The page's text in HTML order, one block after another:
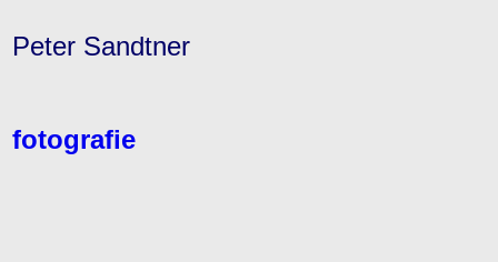
Peter Sandtner
fotografie